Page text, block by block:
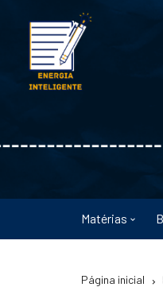
conteúdo
Matérias
Página inicial